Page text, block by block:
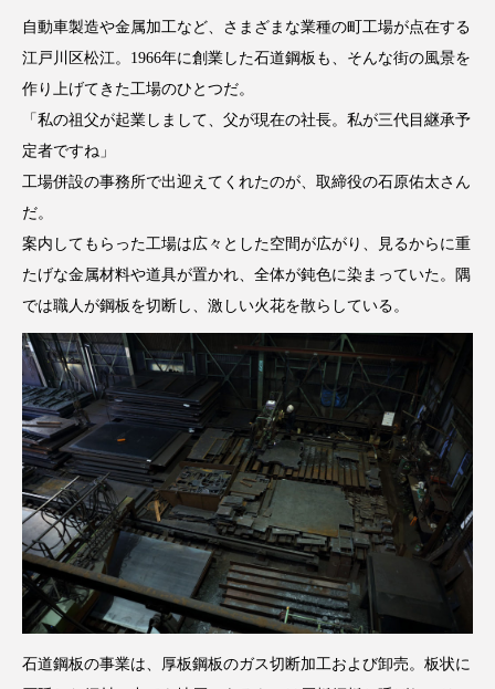
自動車製造や金属加工など、さまざまな業種の町工場が点在する
江戸川区松江。1966年に創業した石道鋼板も、そんな街の風景を
作り上げてきた工場のひとつだ。
「私の祖父が起業しまして、父が現在の社長。私が三代目継承予
定者ですね」
工場併設の事務所で出迎えてくれたのが、取締役の石原佑太さん
だ。
案内してもらった工場は広々とした空間が広がり、見るからに重
たげな金属材料や道具が置かれ、全体が鈍色に染まっていた。隅
では職人が鋼板を切断し、激しい火花を散らしている。
石道鋼板の事業は、厚板鋼板のガス切断加工および卸売。板状に